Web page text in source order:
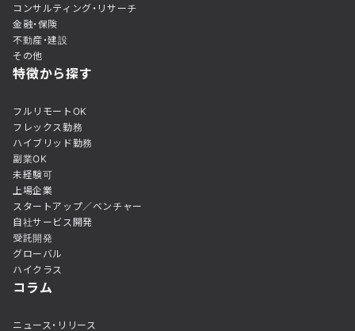
コンサルティング・リサーチ
金融・保険
不動産・建設
その他
特徴から探す
フルリモートOK
フレックス勤務
ハイブリッド勤務
副業OK
未経験可
上場企業
スタートアップ／ベンチャー
自社サービス開発
受託開発
グローバル
ハイクラス
コラム
ニュース・リリース